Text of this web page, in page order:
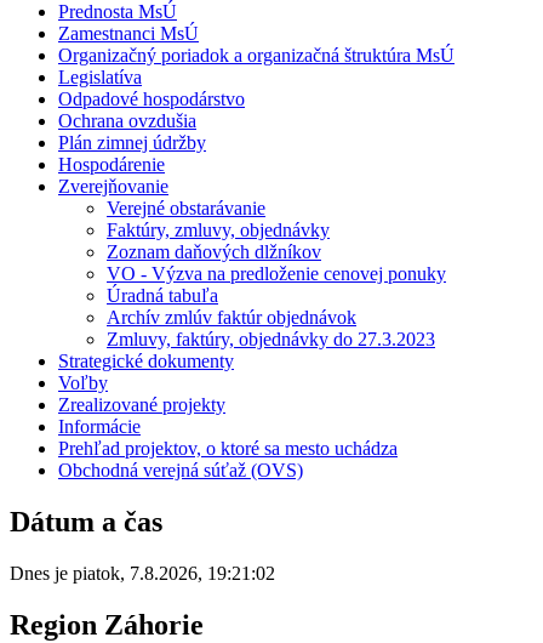
Prednosta MsÚ
Zamestnanci MsÚ
Organizačný poriadok a organizačná štruktúra MsÚ
Legislatíva
Odpadové hospodárstvo
Ochrana ovzdušia
Plán zimnej údržby
Hospodárenie
Zverejňovanie
Verejné obstarávanie
Faktúry, zmluvy, objednávky
Zoznam daňových dlžníkov
VO - Výzva na predloženie cenovej ponuky
Úradná tabuľa
Archív zmlúv faktúr objednávok
Zmluvy, faktúry, objednávky do 27.3.2023
Strategické dokumenty
Voľby
Zrealizované projekty
Informácie
Prehľad projektov, o ktoré sa mesto uchádza
Obchodná verejná súťaž (OVS)
Dátum a čas
Dnes je piatok, 7.8.2026, 19:21:02
Region Záhorie